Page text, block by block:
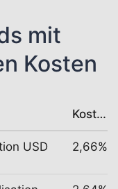
mit
Kosten
Kosten
USD 2,66%